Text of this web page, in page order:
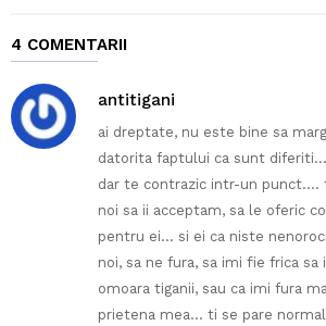
4 COMENTARII
antitigani
ai dreptate, nu este bine sa
datorita faptului ca sunt diferiti…
dar te contrazic intr-un punct….
noi sa ii acceptam, sa le oferic
pentru ei… si ei ca niste
noi, sa ne fura, sa imi fie frica sa
omoara tiganii, sau ca imi fura
prietena mea… ti se pare